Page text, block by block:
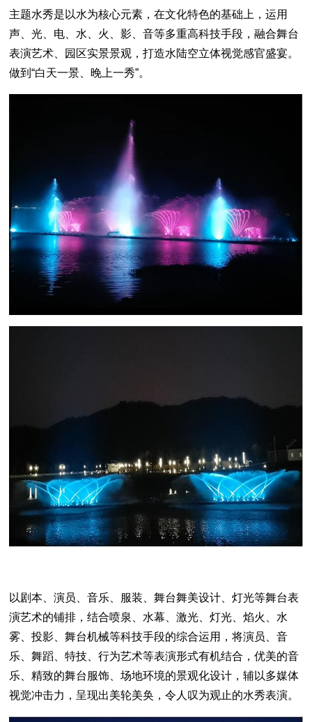
主题水秀是以水为核心元素，在文化特色的基础上，运用
声、光、电、水、火、影、音等多重高科技手段，融合舞台
表演艺术、园区实景景观，打造水陆空立体视觉感官盛宴。
做到“白天一景、晚上一秀”。
以剧本、演员、音乐、服装、舞台舞美设计、灯光等舞台表
演艺术的铺排，结合喷泉、水幕、激光、灯光、焰火、水
雾、投影、舞台机械等科技手段的综合运用，将演员、音
乐、舞蹈、特技、行为艺术等表演形式有机结合，优美的音
乐、精致的舞台服饰、场地环境的景观化设计，辅以多媒体
视觉冲击力，呈现出美轮美奂，令人叹为观止的水秀表演。